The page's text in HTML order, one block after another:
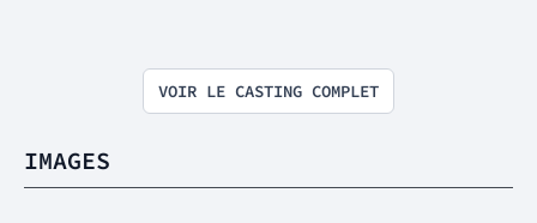
VOIR LE CASTING COMPLET
IMAGES